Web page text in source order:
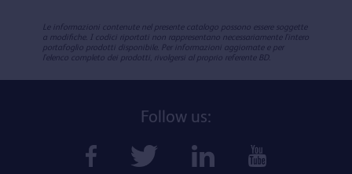
Le informazioni contenute nel presente catalogo possono essere soggette
a modifiche. I codici riportati non rappresentano necessariamente l'intero
portafoglio prodotti disponibile. Per informazioni aggiornate e per
l'elenco completo dei prodotti, rivolgersi al proprio referente BD.
Follow us: